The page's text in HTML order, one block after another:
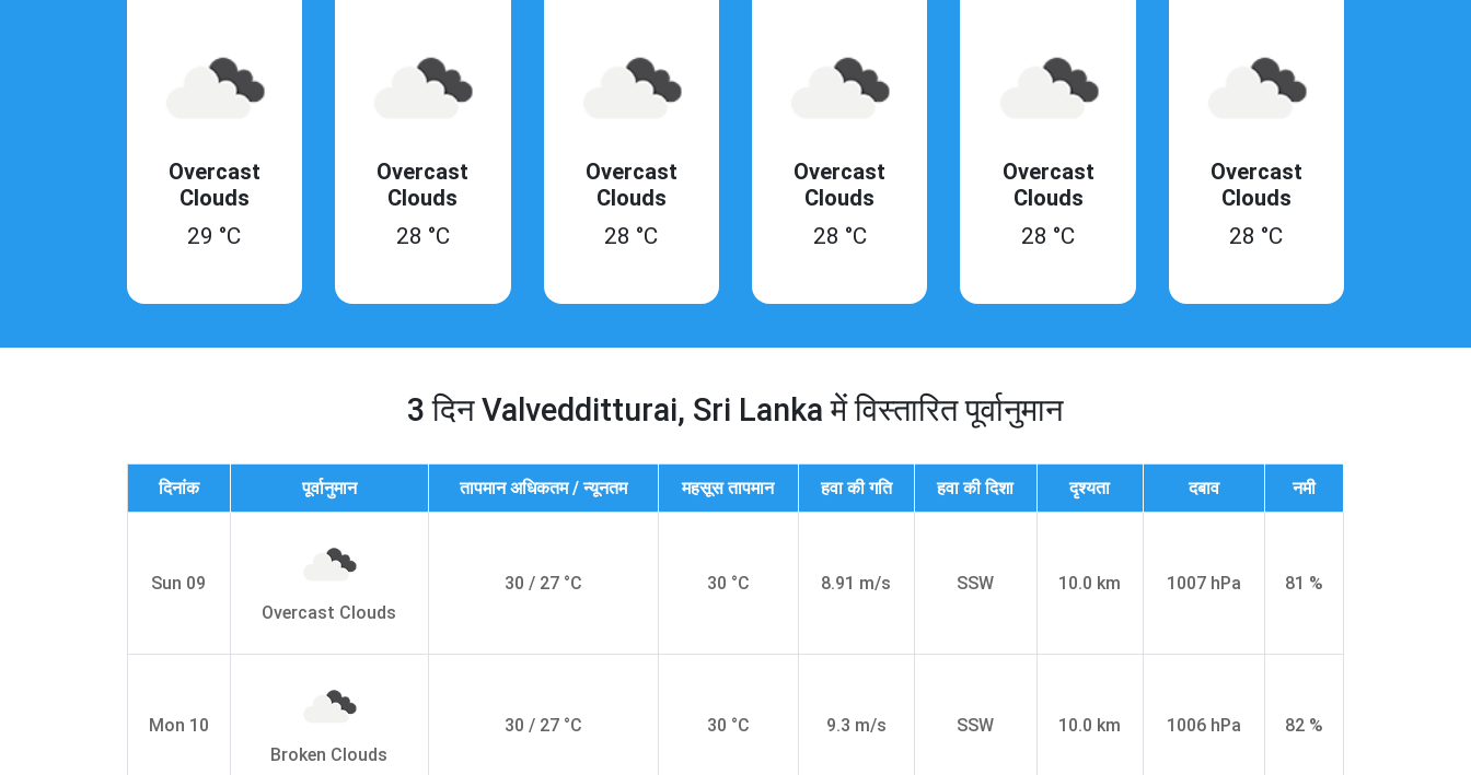
Overcast
Clouds
29 °C
Overcast
Clouds
28 °C
Overcast
Clouds
28 °C
Overcast
Clouds
28 °C
Overcast
Clouds
28 °C
Overcast
Clouds
28 °C
3 दिन Valvedditturai, Sri Lanka में विस्तारित पूर्वानुमान
दिनांक पूर्वानुमान तापमान अधिकतम / न्यूनतम महसूस तापमान हवा की गति हवा की दिशा दृश्यता दबाव नमी
Sun 09
Overcast Clouds
30 / 27 °C 30 °C 8.91 m/s SSW 10.0 km 1007 hPa 81 %
Mon 10
Broken Clouds
30 / 27 °C 30 °C 9.3 m/s SSW 10.0 km 1006 hPa 82 %